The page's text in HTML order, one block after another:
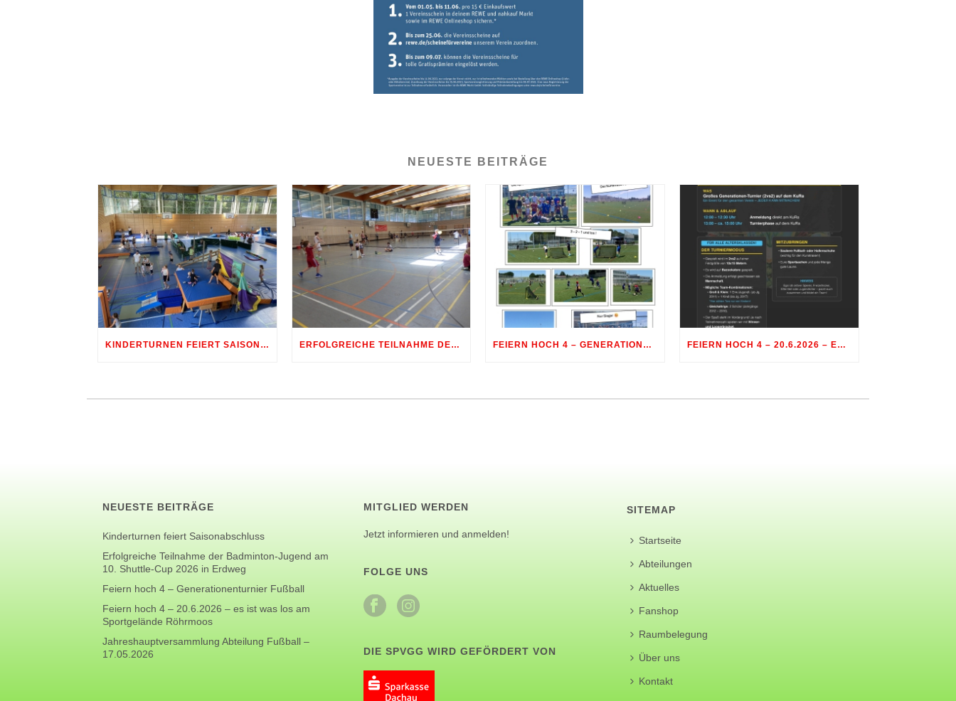
NEUESTE BEITRÄGE
KINDERTURNEN FEIERT SAISONABSCHLUSS ERFOLGREICHE TEILNAHME DER BADMINTON-JUGEND AM 10. SHUTTLE-CUP 2026 IN ERDWEG FEIERN HOCH 4 – GENERATIONENTURNIER FUSSBALL FEIERN HOCH 4 – 20.6.2026 – ES IST WAS LOS AM SPORTGELÄNDE RÖHRMOOS
NEUESTE BEITRÄGE
Kinderturnen feiert Saisonabschluss
Erfolgreiche Teilnahme der Badminton-Jugend am
10. Shuttle-Cup 2026 in Erdweg
Feiern hoch 4 – Generationenturnier Fußball
Feiern hoch 4 – 20.6.2026 – es ist was los am
Sportgelände Röhrmoos
Jahreshauptversammlung Abteilung Fußball –
17.05.2026
MITGLIED WERDEN
Jetzt informieren und anmelden!
FOLGE UNS
DIE SPVGG WIRD GEFÖRDERT VON
SITEMAP
Startseite
Abteilungen
Aktuelles
Fanshop
Raumbelegung
Über uns
Kontakt